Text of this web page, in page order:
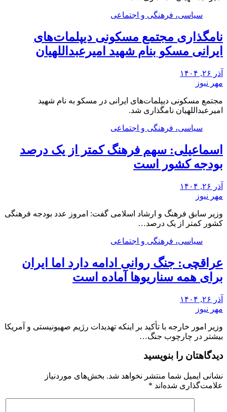
سیاسی، فرهنگی و اجتماعی
نامگذاری مجتمع مسکونی دیپلمات‌های
ایرانی مسکو بنام شهید امیرعبداللهیان
آذر ۲۶, ۱۴۰۴
مهر نیوز
مجتمع مسکونی دیپلمات‌های ایرانی در مسکو به نام شهید
امیرعبداللهیان نامگذاری شد.
سیاسی، فرهنگی و اجتماعی
اسماعیلی: سهم فرهنگ کمتر از یک درصد
بودجه کشور است
آذر ۲۶, ۱۴۰۴
مهر نیوز
وزیر سابق فرهنگ و ارشاد اسلامی گفت: امروز عدد بودجه فرهنگی
کشور کمتر از یک درصد…
سیاسی، فرهنگی و اجتماعی
عراقچی: جنگ روانی ادامه دارد اما ایران
برای همه سناریوها آماده است
آذر ۲۶, ۱۴۰۴
مهر نیوز
وزیر امور خارجه با تأکید بر اینکه تهدیدات رژیم صهیونیستی و آمریکا
بیشتر در چارچوب جنگ…
دیدگاهتان را بنویسید
نشانی ایمیل شما منتشر نخواهد شد. بخش‌های موردنیاز
علامت‌گذاری شده‌اند *